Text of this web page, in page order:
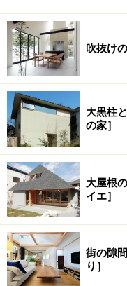
理：
◆［4層の家］Top
所在
構造
竣工
敷地
建築
※記事内容は執筆時点の
い。
吹抜け
大黒柱
の家］
大屋根
イエ］
街の隙
り］